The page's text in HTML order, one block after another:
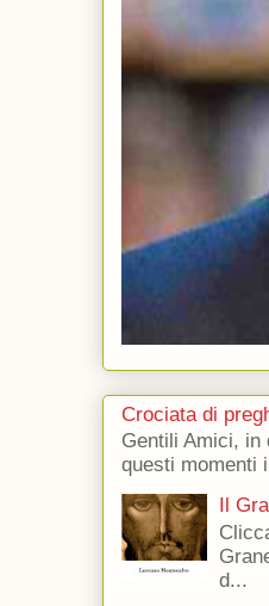
Crociata di
Gentili Amici, in
questi momenti
Il
d...